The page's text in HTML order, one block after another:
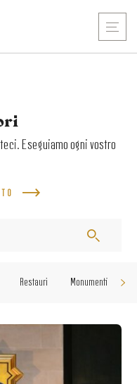
Eseguiamo ogni vostro
Restauri Monumenti